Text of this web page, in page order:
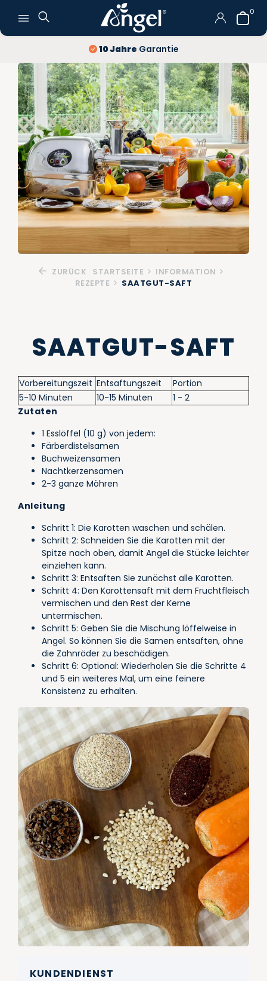
0
Kostenlose Lieferungund Rückgabe
ZURÜCK STARTSEITE
INFORMATION
REZEPTE
SAATGUT-SAFT
SAATGUT-SAFT
Vorbereitungszeit Entsaftungszeit
Portion
5-10 Minuten
10-15 Minuten
1 - 2
Zutaten
1 Esslöffel (10 g) von jedem:
Färberdistelsamen
Buchweizensamen
Nachtkerzensamen
2-3 ganze Möhren
Anleitung
Schritt 1: Die Karotten waschen und schälen.
Schritt 2: Schneiden Sie die Karotten mit der
Spitze nach oben, damit Angel die Stücke leichter
einziehen kann.
Schritt 3: Entsaften Sie zunächst alle Karotten.
Schritt 4: Den Karottensaft mit dem Fruchtfleisch
vermischen und den Rest der Kerne
untermischen.
Schritt 5: Geben Sie die Mischung löffelweise in
Angel. So können Sie die Samen entsaften, ohne
die Zahnräder zu beschädigen.
Schritt 6: Optional: Wiederholen Sie die Schritte 4
und 5 ein weiteres Mal, um eine feinere
Konsistenz zu erhalten.
KUNDENDIENST